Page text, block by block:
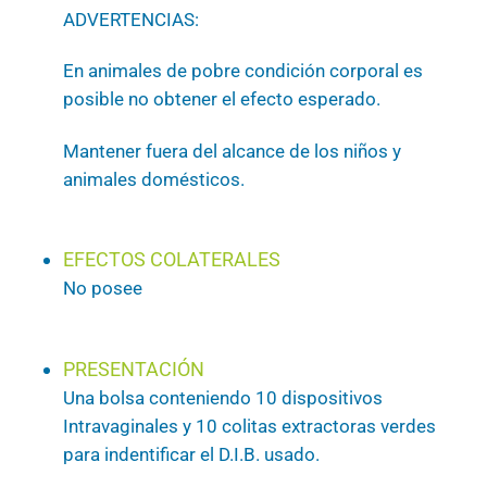
ADVERTENCIAS:
En animales de pobre condición corporal es
posible no obtener el efecto esperado.
Mantener fuera del alcance de los niños y
animales domésticos.
EFECTOS COLATERALES
No posee
PRESENTACIÓN
Una bolsa conteniendo 10 dispositivos
Intravaginales y 10 colitas extractoras verdes
para indentificar el D.I.B. usado.